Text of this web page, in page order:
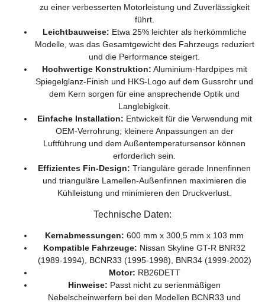
zu einer verbesserten Motorleistung und Zuverlässigkeit
führt.
Leichtbauweise: Etwa 25% leichter als herkömmliche
Modelle, was das Gesamtgewicht des Fahrzeugs reduziert
und die Performance steigert.
Hochwertige Konstruktion: Aluminium-Hardpipes mit
Spiegelglanz-Finish und HKS-Logo auf dem Gussrohr und
dem Kern sorgen für eine ansprechende Optik und
Langlebigkeit.
Einfache Installation: Entwickelt für die Verwendung mit
OEM-Verrohrung; kleinere Anpassungen an der
Luftführung und dem Außentemperatursensor können
erforderlich sein.
Effizientes Fin-Design: Trianguläre gerade Innenfinnen
und trianguläre Lamellen-Außenfinnen maximieren die
Kühlleistung und minimieren den Druckverlust.
Technische Daten:
Kernabmessungen: 600 mm x 300,5 mm x 103 mm
Kompatible Fahrzeuge: Nissan Skyline GT-R BNR32
(1989-1994), BCNR33 (1995-1998), BNR34 (1999-2002)
Motor: RB26DETT
Hinweise: Passt nicht zu serienmäßigen
Nebelscheinwerfern bei den Modellen BCNR33 und